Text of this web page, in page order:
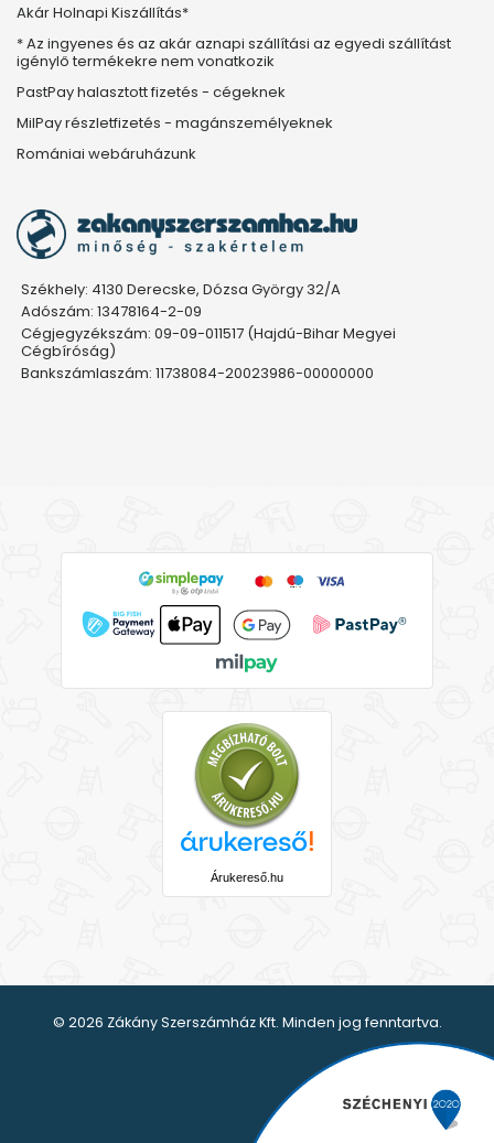
Akár Holnapi Kiszállítás*
* Az ingyenes és az akár aznapi szállítási az egyedi szállítást
igénylő termékekre nem vonatkozik
PastPay halasztott fizetés - cégeknek
MilPay részletfizetés - magánszemélyeknek
Romániai webáruházunk
Székhely: 4130 Derecske, Dózsa György 32/A
Adószám: 13478164-2-09
Cégjegyzékszám: 09-09-011517 (Hajdú-Bihar Megyei
Cégbíróság)
Bankszámlaszám: 11738084-20023986-00000000
Árukereső.hu
© 2026 Zákány Szerszámház Kft. Minden jog fenntartva.